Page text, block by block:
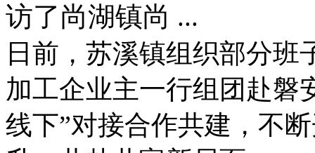
访了尚湖镇尚 ...
日前，苏溪镇组织部分
加工企业主一行组团赴磐
线下”对接合作共建，不